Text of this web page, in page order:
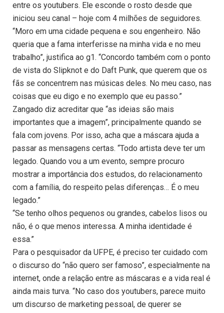
entre os youtubers. Ele esconde o rosto desde que
iniciou seu canal – hoje com 4 milhões de seguidores.
“Moro em uma cidade pequena e sou engenheiro. Não
queria que a fama interferisse na minha vida e no meu
trabalho”, justifica ao g1. “Concordo também com o ponto
de vista do Slipknot e do Daft Punk, que querem que os
fãs se concentrem nas músicas deles. No meu caso, nas
coisas que eu digo e no exemplo que eu passo.”
Zangado diz acreditar que “as ideias são mais
importantes que a imagem”, principalmente quando se
fala com jovens. Por isso, acha que a máscara ajuda a
passar as mensagens certas. “Todo artista deve ter um
legado. Quando vou a um evento, sempre procuro
mostrar a importância dos estudos, do relacionamento
com a família, do respeito pelas diferenças… É o meu
legado.”
“Se tenho olhos pequenos ou grandes, cabelos lisos ou
não, é o que menos interessa. A minha identidade é
essa.”
Para o pesquisador da UFPE, é preciso ter cuidado com
o discurso do “não quero ser famoso”, especialmente na
internet, onde a relação entre as máscaras e a vida real é
ainda mais turva. “No caso dos youtubers, parece muito
um discurso de marketing pessoal, de querer se